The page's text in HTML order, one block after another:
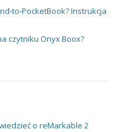
to-PocketBook? Instrukcja
czytniku Onyx Boox?
o reMarkable 2